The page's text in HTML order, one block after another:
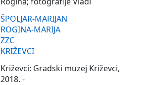
ŠPOLJAR-MARIJAN
ROGINA-MARIJA
ZZC
KRIŽEVCI
Križevci: Gradski muzej Križevci,
2018. -